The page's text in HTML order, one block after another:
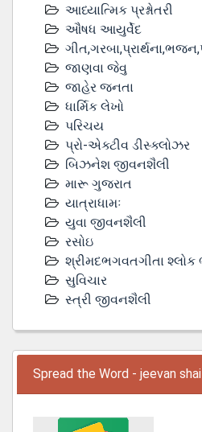
આધ્યાત્મિક પ્રશ્નોતરી
ઔષધ આયુર્વેદ
જાણવા જેવુ
જાહેર જનતા
ધાર્મિક લેખો
પરિચય
પ્રો-એક્ટીવ ડીસ્‍ક્લોઝર
બિઝનેશ જીવનશૈલી
મારૂ ગુજરાત
યાત્રાધામઃ
યુવા જીવનશૈલી
રસોઇ
શ્રીમદભગવતગીતા શ્લોક
સુવિચાર
સ્ત્રી જીવનશૈલી
Spread the Word - jeevan